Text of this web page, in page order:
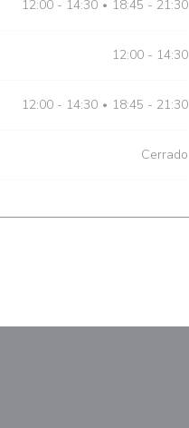
12:00 - 14:30 • 18:45 - 21:30
12:00 - 14:30
12:00 - 14:30 • 18:45 - 21:30
Cerrado